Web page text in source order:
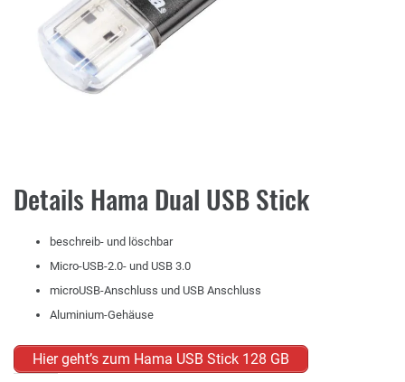
Details Hama Dual USB Stick
beschreib- und löschbar
Micro-USB-2.0- und USB 3.0
microUSB-Anschluss und USB Anschluss
Aluminium-Gehäuse
Hier geht’s zum Hama USB Stick 128 GB